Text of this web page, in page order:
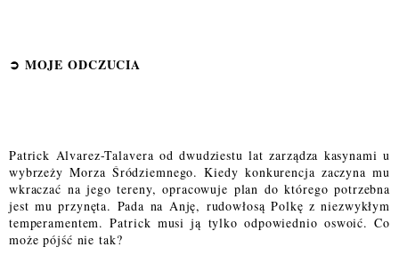
➲ MOJE ODCZUCIA
Patrick Alvarez-Talavera od dwudziestu lat zarządza kasynami u
wybrzeży Morza Śródziemnego. Kiedy konkurencja zaczyna mu
wkraczać na jego tereny, opracowuje plan do którego potrzebna
jest mu przynęta. Pada na Anję, rudowłosą Polkę z niezwykłym
temperamentem. Patrick musi ją tylko odpowiednio oswoić. Co
może pójść nie tak?